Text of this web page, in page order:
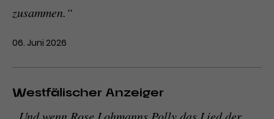
zusammen.“
06. Juni 2026
Westfälischer Anzeiger